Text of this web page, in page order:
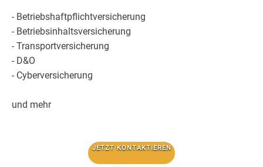
- Betriebshaftpflichtversicherung
- Betriebsinhaltsversicherung
- Transportversicherung
- D&O
- Cyberversicherung
und mehr
JETZT KONTAKTIEREN